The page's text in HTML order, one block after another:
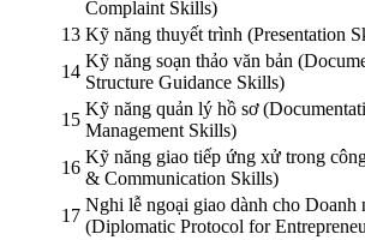
Complaint Skills)
13 Kỹ năng thuyết trình (Presentation
14
Kỹ năng soạn thảo văn bản
Structure Guidance Skills)
15
Kỹ năng quản lý hồ sơ
Management Skills)
16
Kỹ năng giao tiếp ứng xử trong
& Communication Skills)
17
Nghi lễ ngoại giao dành cho Doanh
(Diplomatic Protocol for